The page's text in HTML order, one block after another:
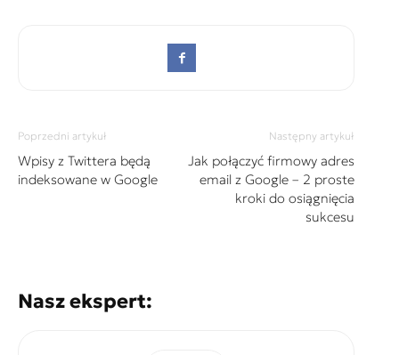
Poprzedni artykuł
Wpisy z Twittera będą
indeksowane w Google
Następny artykuł
Jak połączyć firmowy adres
email z Google – 2 proste
kroki do osiągnięcia
sukcesu
Nasz ekspert: